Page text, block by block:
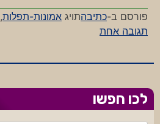
פורסם ב-כתיבהתויג אמונות-תפלות,
תגובה אחתעל
כתיבה
תפלות
לכו חפשו